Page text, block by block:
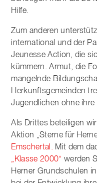
Hilfe.
Zum anderen
international und der
Jeunesse Action, die
kümmern. Armut, die
mangelnde
Herkunftsgemeinden
Jugendlichen ohne ihre
Als Drittes beteiligen
Aktion „Sterne für
Emschertal. Mit dem
„Klasse 2000“ werden
Herner Grundschulen